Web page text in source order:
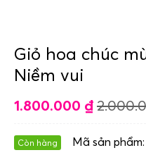
Giỏ hoa chúc
Niềm vui
1.800.000 ₫
Còn hàng Mã sản phẩm: